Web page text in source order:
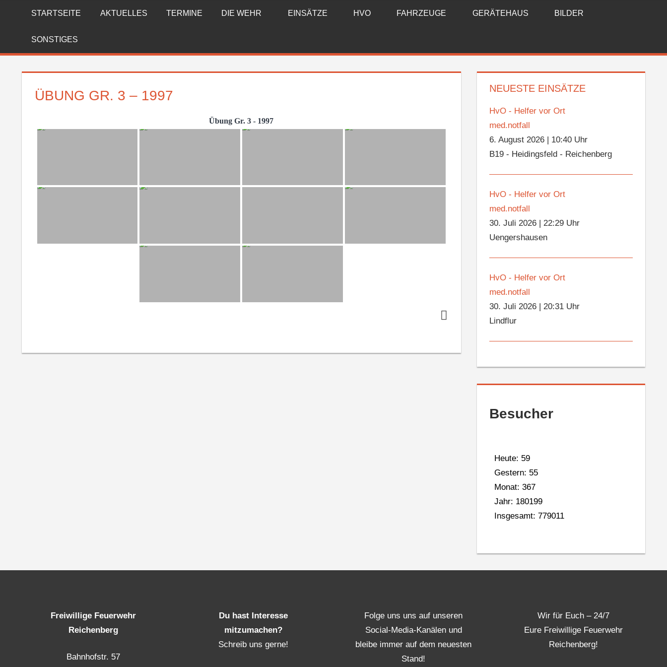
FREIWILLIGE
FEUERWEHR
REICHENBERG
STARTSEITE AKTUELLES TERMINE DIE WEHR EINSÄTZE HVO FAHRZEUGE GERÄTEHAUS BILDER
SONSTIGES
ÜBUNG GR. 3 – 1997
Übung Gr. 3 - 1997
NEUESTE EINSÄTZE
HvO - Helfer vor Ort
med.notfall
6. August 2026
10:40 Uhr
B19 - Heidingsfeld - Reichenberg
HvO - Helfer vor Ort
med.notfall
30. Juli 2026 |22:29 Uhr
Uengershausen
HvO - Helfer vor Ort
med.notfall
30. Juli 2026 |20:31 Uhr
Lindflur
Besucher
Heute: 59
Gestern: 55
Monat: 367
Jahr: 180199
Insgesamt: 779011
Freiwillige Feuerwehr
Reichenberg
Bahnhofstr. 57
Du hast Interesse
mitzumachen?
Schreib uns gerne!
Folge uns uns auf unseren
Social-Media-Kanälen und
bleibe immer auf dem neuesten
Stand!
Wir für Euch – 24/7
Eure Freiwillige Feuerwehr
Reichenberg!